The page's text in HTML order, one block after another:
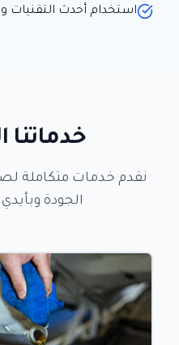
استخدام أحدث التقنيات
خدماتنا
نقدم خدمات متكاملة
الجودة